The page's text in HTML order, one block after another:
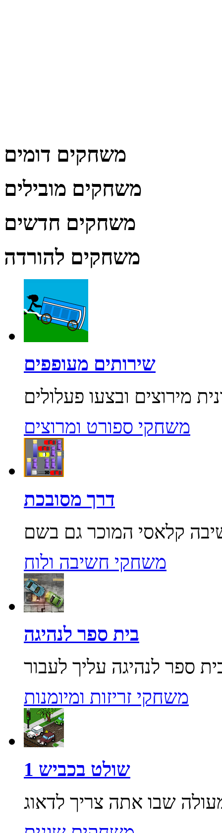
משחקים דומים
משחקים מובילים
משחקים חדשים
משחקים להורדה
שירותים מעופפים
משחקי ספורט ומרוצים
דרך מסובכת
משחקי חשיבה ולוח
בית ספר לנהיגה
משחקי זריזות ומיומנות
שולט בכביש 1